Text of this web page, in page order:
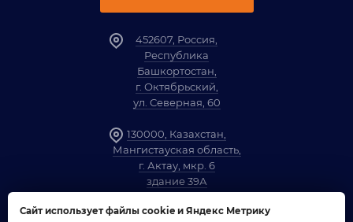
452607, Россия,
Республика
Башкортостан,
г. Октябрьский,
ул. Северная, 60
130000, Казахстан,
Мангистауская область,
г. Актау, мкр. 6
здание 39А
Сайт использует файлы cookie и Яндекс Метрику